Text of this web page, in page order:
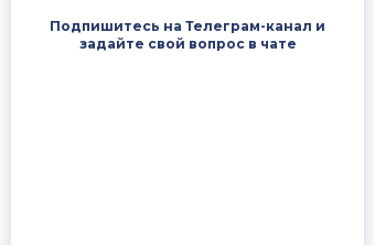
Подпишитесь на Телеграм-канал и
задайте свой вопрос в чате